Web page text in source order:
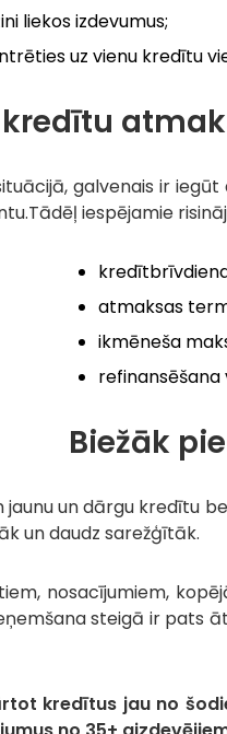
liekos izdevumus;
uz vienu kredītu
galvenais ir
iespējamie
atmaksas
ikmēneša
refinansēšana
Biežāk
un dārgu kredītu
un daudz sarežģītāk.
nosacījumiem,
steigā ir pats
kredītus jau no